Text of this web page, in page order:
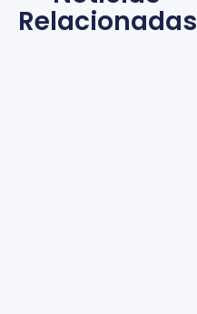
Relacionadas